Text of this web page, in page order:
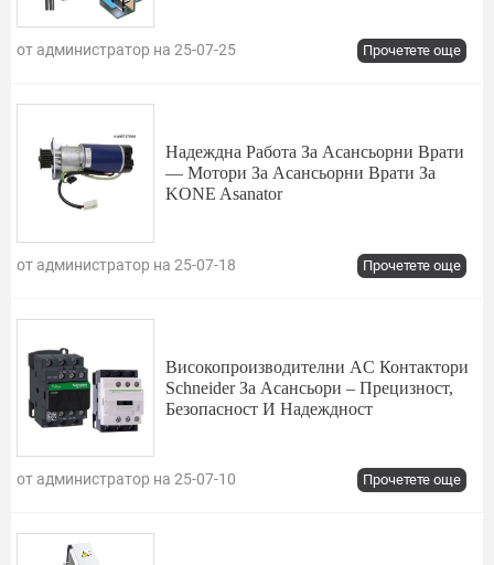
от администратор на 25-07-25 Прочетете още
Надеждна Работа За Асансьорни Врати
— Мотори За Асансьорни Врати За
KONE Asanator
от администратор на 25-07-18 Прочетете още
Високопроизводителни AC Контактори
Schneider За Асансьори – Прецизност,
Безопасност И Надеждност
от администратор на 25-07-10 Прочетете още